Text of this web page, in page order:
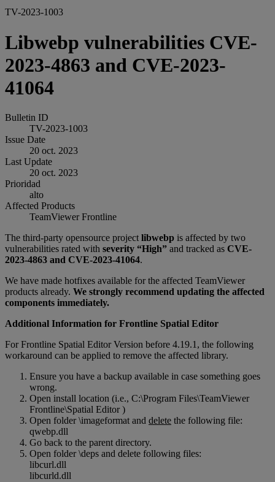
TV-2023-1003
Libwebp vulnerabilities CVE-
2023-4863 and CVE-2023-
41064
Bulletin ID
TV-2023-1003
Issue Date
20 oct. 2023
Last Update
20 oct. 2023
Prioridad
alto
Affected Products
TeamViewer Frontline
The third-party opensource project libwebp is affected by two
vulnerabilities rated with severity “High” and tracked as CVE-
2023-4863 and CVE-2023-41064.
We have made hotfixes available for the affected TeamViewer
products already. We strongly recommend updating the affected
components immediately.
Additional Information for Frontline Spatial Editor
For Frontline Spatial Editor Version before 4.19.1, the following
workaround can be applied to remove the affected library.
Ensure you have a backup available in case something goes
wrong.
Open install location (i.e., C:\Program Files\TeamViewer
Frontline\Spatial Editor )
Open folder \imageformat and delete the following file:
qwebp.dll
Go back to the parent directory.
Open folder \deps and delete following files:
libcurl.dll
libcurld.dll